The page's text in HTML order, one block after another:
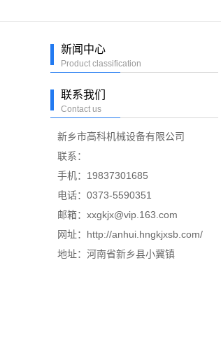
新闻中心
Product classification
联系我们
Contact us
新乡市高科机械设备有限公司
联系：
手机：19837301685
电话：0373-5590351
邮箱：xxgkjx@vip.163.com
网址：http://anhui.hngkjxsb.com/
地址：河南省新乡县小冀镇